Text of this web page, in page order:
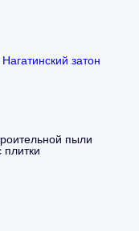
затон
пыли
плитки